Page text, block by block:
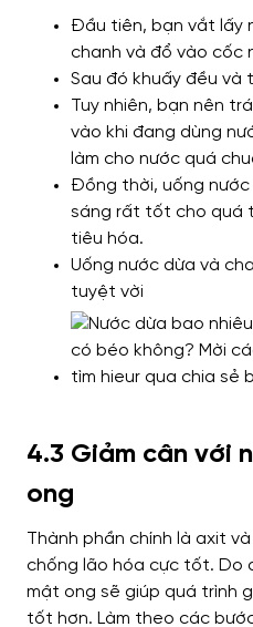
Đầu tiên, bạn vắt lấy
chanh và đổ vào cốc
Sau đó khuấy đều và
Tuy nhiên, bạn nên
vào khi đang dùng
làm cho nước quá
Đồng thời, uống nước
sáng rất tốt cho quá
tiêu hóa.
Uống nước dừa và
tuyệt vời
4.3 Giảm cân với
ong
Thành phần chính là axit
chống lão hóa cực tốt. Do
mật ong sẽ giúp quá trình
tốt hơn. Làm theo các